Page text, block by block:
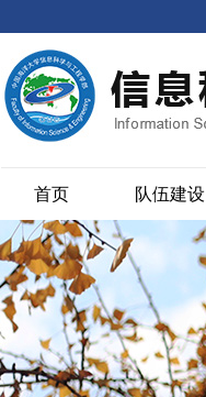
首页 队伍建设